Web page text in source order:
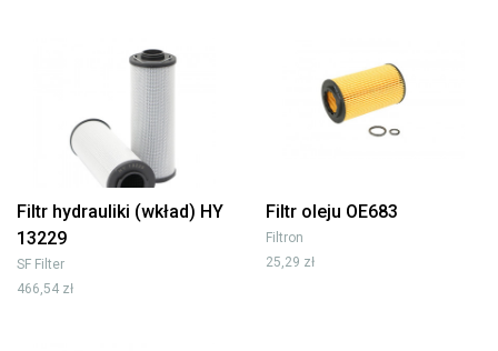
Filtr hydrauliki (wkład) HY
13229
SF Filter
466,54 zł
Filtr oleju OE683
Filtron
25,29 zł